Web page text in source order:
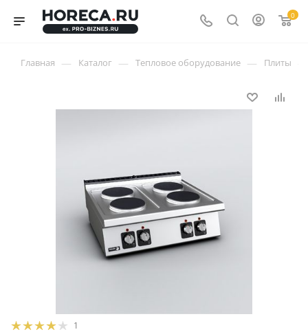
0
Главная — Каталог — Тепловое оборудование — Плиты
1